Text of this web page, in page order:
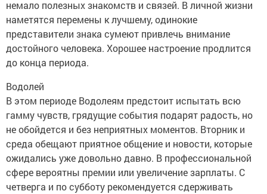
немало полезных знакомств и связей. В личной жизни
наметятся перемены к лучшему, одинокие
представители знака сумеют привлечь внимание
достойного человека. Хорошее настроение продлится
до конца периода.
Водолей
В этом периоде Водолеям предстоит испытать всю
гамму чувств, грядущие события подарят радость, но
не обойдется и без неприятных моментов. Вторник и
среда обещают приятное общение и новости, которые
ожидались уже довольно давно. В профессиональной
сфере вероятны премии или увеличение зарплаты. С
четверга и по субботу рекомендуется сдерживать